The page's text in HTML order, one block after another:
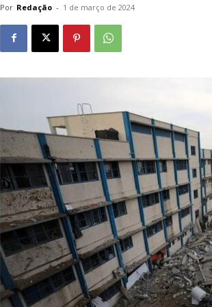
Por Redação - 1 de março de 2024